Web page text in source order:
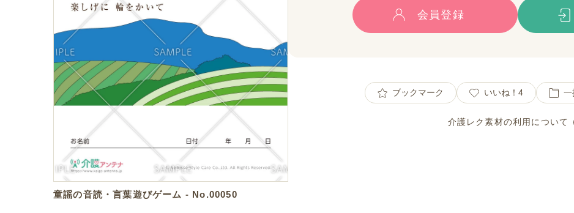
童謡の音読・言葉遊びゲーム - No.00050
会員登録
ブックマーク いいね！ 4 一
介護レク素材の利用について